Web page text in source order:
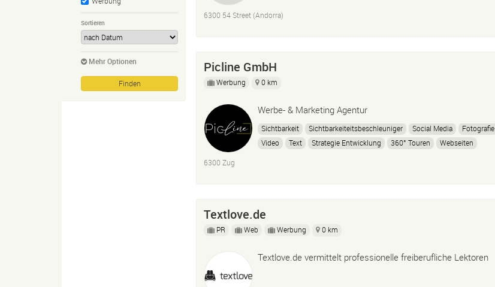
Sortieren
Mehr Optionen
6300 54 Street (Andorra)
Picline GmbH
Werbung 0 km
Werbe- & Marketing Agentur
Sichtbarkeit Sichtbarkeiteitsbeschleuniger Social Media
Fotografie
Video
Text Strategie Entwicklung 360° Touren Webseiten
6300 Zug
Textlove.de
PR Web Werbung 0 km
Textlove.de vermittelt professionelle freiberufliche Lektoren